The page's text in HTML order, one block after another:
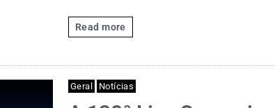
Read more
Geral Notícias